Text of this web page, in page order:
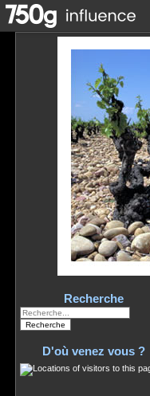
Recherche
D'où venez vous ?